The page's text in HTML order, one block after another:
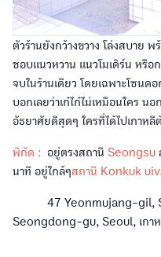
ตัวร้านยังกว้างขวาง โล่งสบาย
ชอบแนวหวาน แนวโมเดิร์น หรื
จบในร้านเดียว โดยเฉพาะโซน
บอกเลยว่าเก๋ไก๋ไม่เหมือนใคร น
อัธยาศัยดีสุดๆ ใครที่ได้ไปเกาห
พิกัด : อยู่ตรงสถานี Seongsu
นาที อยู่ใกล้ๆสถานี Konkuk uiv.
47 Yeonmujang-gil,
Seongdong-gu, Seoul, เกา